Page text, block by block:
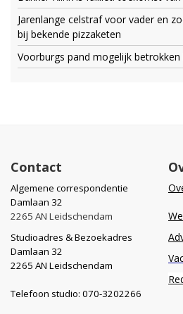
Jarenlange celstraf voor vader en
bij bekende pizzaketen
Voorburgs pand mogelijk betrokken
Contact
Algemene correspondentie
Damlaan 32
2265 AN Leidschendam
Studioadres & Bezoekadres
Damlaan 32
2265 AN Leidschendam
Telefoon studio: 070-3202266